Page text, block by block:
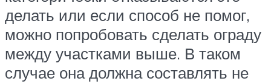
делать или если способ не помог,
можно попробовать сделать ограду
между участками выше. В таком
случае она должна составлять не